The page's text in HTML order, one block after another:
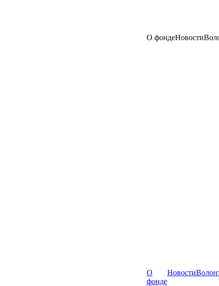
О фондеНовости
О
фонде
Новости